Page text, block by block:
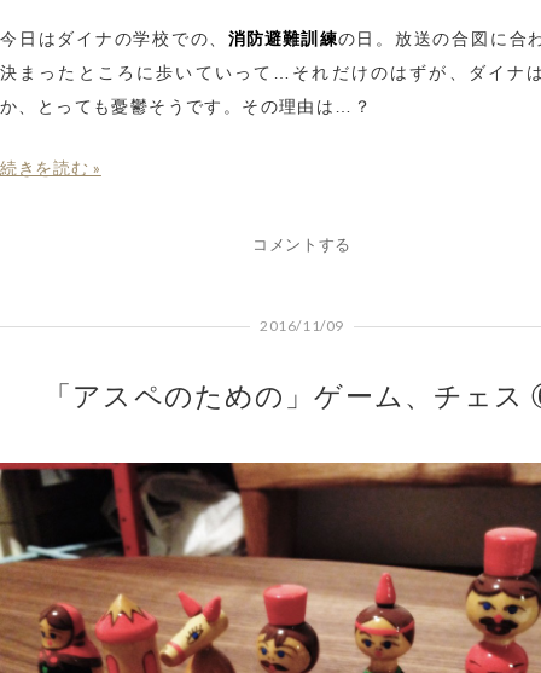
今日はダイナの学校での、消防避難訓練の日。放送の合図に合
決まったところに歩いていって…それだけのはずが、ダイナ
か、とっても憂鬱そうです。その理由は…？
続きを読む »
コメントする
2016/11/09
「アスペのための」ゲーム、チェ